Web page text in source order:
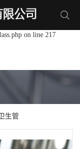
cache/
on line 217
生管